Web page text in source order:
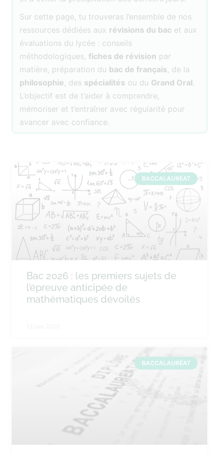
Sur cette page, tu trouveras l’ensemble de nos
ressources dédiées aux révisions du bac et aux
évaluations du lycée : conseils
méthodologiques, fiches de révision par
matière, préparation du bac de français, de la
philosophie, des spécialités ou du Grand Oral.
L’objectif est de t’aider à comprendre,
mémoriser et t’entraîner avec régularité pour
avancer avec confiance.
BACCALAURÉAT
Bac 2026 : les premiers sujets de
l’épreuve anticipée de
mathématiques dévoilés
BACCALAURÉAT